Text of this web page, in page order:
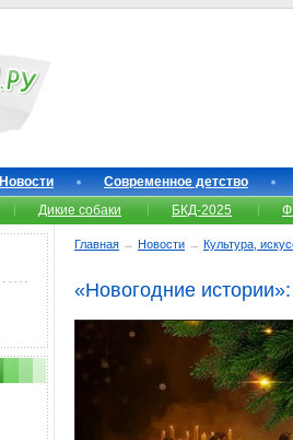
Новости
Современное детство
Дикие собаки БКД-2025
Главная → Новости → Культура,
«Новогодние